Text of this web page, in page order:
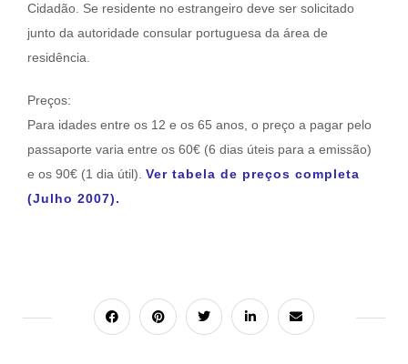
Cidadão. Se residente no estrangeiro deve ser solicitado
junto da autoridade consular portuguesa da área de
residência.
Preços:
Para idades entre os 12 e os 65 anos, o preço a pagar pelo
passaporte varia entre os 60€ (6 dias úteis para a emissão)
e os 90€ (1 dia útil). Ver tabela de preços completa
(Julho 2007).